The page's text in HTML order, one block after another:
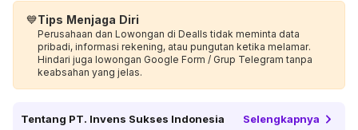
💙Tips Menjaga Diri
Perusahaan dan Lowongan di Dealls tidak meminta data
pribadi, informasi rekening, atau pungutan ketika melamar.
Hindari juga lowongan Google Form / Grup Telegram tanpa
keabsahan yang jelas.
Tentang PT. Invens Sukses Indonesia Selengkapnya